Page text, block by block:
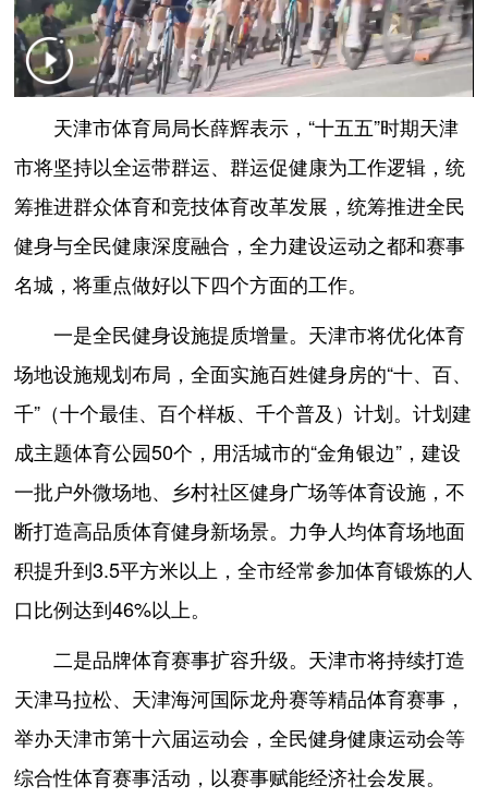
天津市体育局局长薛辉表示，“十五五”时期天津
市将坚持以全运带群运、群运促健康为工作逻辑，统
筹推进群众体育和竞技体育改革发展，统筹推进全民
健身与全民健康深度融合，全力建设运动之都和赛事
名城，将重点做好以下四个方面的工作。
一是全民健身设施提质增量。天津市将优化体育
场地设施规划布局，全面实施百姓健身房的“十、百、
千”（十个最佳、百个样板、千个普及）计划。计划建
成主题体育公园50个，用活城市的“金角银边”，建设
一批户外微场地、乡村社区健身广场等体育设施，不
断打造高品质体育健身新场景。力争人均体育场地面
积提升到3.5平方米以上，全市经常参加体育锻炼的人
口比例达到46%以上。
二是品牌体育赛事扩容升级。天津市将持续打造
天津马拉松、天津海河国际龙舟赛等精品体育赛事，
举办天津市第十六届运动会，全民健身健康运动会等
综合性体育赛事活动，以赛事赋能经济社会发展。